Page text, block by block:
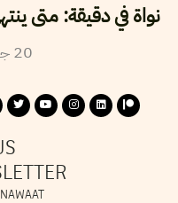
نواة في دقيقة: متى
20